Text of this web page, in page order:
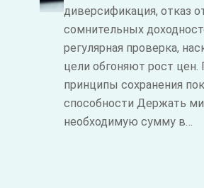
диверсификация, отказ
сомнительных
регулярная проверка,
цели обгоняют рост цен.
принципы сохранения
способности Держать
необходимую сумму в…